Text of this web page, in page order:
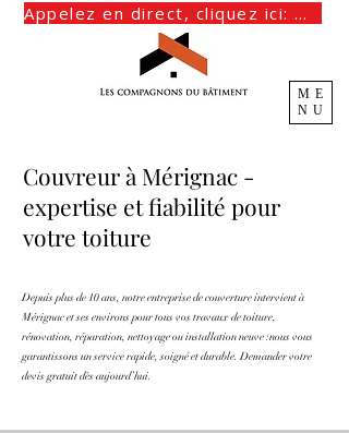
ME
NU
Appelez en direct, cliquez ici: 06 15 25 13 90
Couvreur à Mérignac -
expertise et fiabilité pour
votre toiture
Depuis plus de 10 ans, notre entreprise de couverture intervient à
Mérignac et ses environs pour tous vos travaux de toiture,
rénovation, réparation, nettoyage ou installation neuve :nous vous
garantissons un service rapide, soigné et durable. Demander votre
devis gratuit dès aujourd’hui.